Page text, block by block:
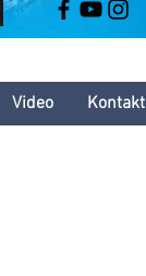
Video Kontakt